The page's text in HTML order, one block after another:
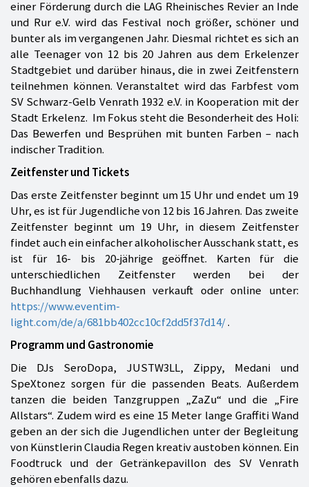
einer Förderung durch die LAG Rheinisches Revier an Inde
und Rur e.V. wird das Festival noch größer, schöner und
bunter als im vergangenen Jahr. Diesmal richtet es sich an
alle Teenager von 12 bis 20 Jahren aus dem Erkelenzer
Stadtgebiet und darüber hinaus, die in zwei Zeitfenstern
teilnehmen können. Veranstaltet wird das Farbfest vom
SV Schwarz-Gelb Venrath 1932 e.V. in Kooperation mit der
Stadt Erkelenz. Im Fokus steht die Besonderheit des Holi:
Das Bewerfen und Besprühen mit bunten Farben – nach
indischer Tradition.
Zeitfenster und Tickets
Das erste Zeitfenster beginnt um 15 Uhr und endet um 19
Uhr, es ist für Jugendliche von 12 bis 16 Jahren. Das zweite
Zeitfenster beginnt um 19 Uhr, in diesem Zeitfenster
findet auch ein einfacher alkoholischer Ausschank statt, es
ist für 16- bis 20-jährige geöffnet. Karten für die
unterschiedlichen Zeitfenster werden bei der
Buchhandlung Viehhausen verkauft oder online unter:
https://www.eventim-
light.com/de/a/681bb402cc10cf2dd5f37d14/.
Programm und Gastronomie
Die DJs SeroDopa, JUSTW3LL, Zippy, Medani und
SpeXtonez sorgen für die passenden Beats. Außerdem
tanzen die beiden Tanzgruppen „ZaZu“ und die „Fire
Allstars“. Zudem wird es eine 15 Meter lange Graffiti Wand
geben an der sich die Jugendlichen unter der Begleitung
von Künstlerin Claudia Regen kreativ austoben können. Ein
Foodtruck und der Getränkepavillon des SV Venrath
gehören ebenfalls dazu.